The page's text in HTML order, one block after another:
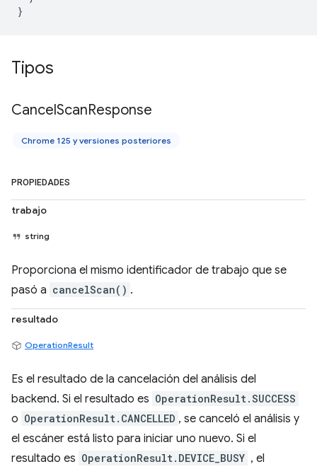
}
Tipos
CancelScanResponse
Chrome 125 y versiones posteriores
PROPIEDADES
trabajo
string
Proporciona el mismo identificador de trabajo que se
pasó a cancelScan() .
resultado
OperationResult
Es el resultado de la cancelación del análisis del
backend. Si el resultado es OperationResult.SUCCESS
o OperationResult.CANCELLED , se canceló el análisis y
el escáner está listo para iniciar uno nuevo. Si el
resultado es OperationResult.DEVICE_BUSY , el